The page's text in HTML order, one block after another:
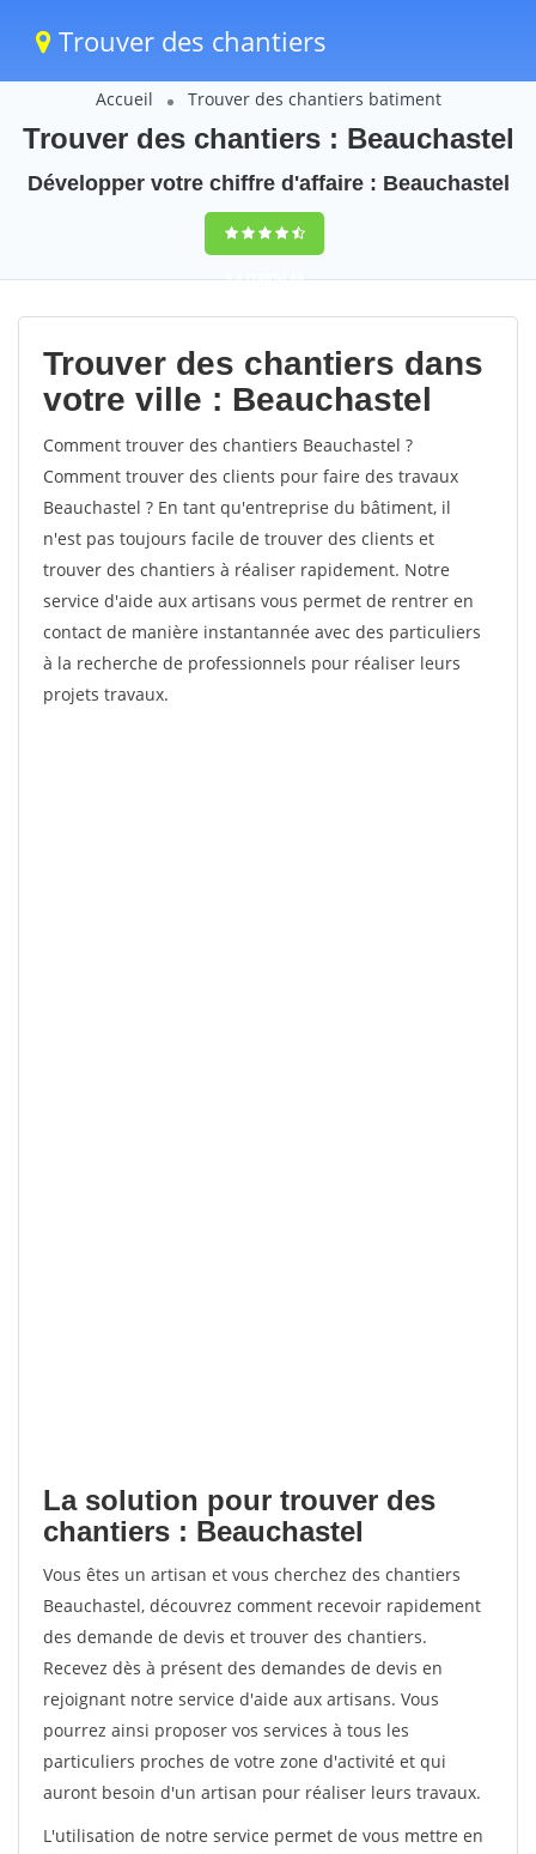
Trouver des chantiers
Accueil Trouver des chantiers batiment
Trouver des chantiers : Beauchastel
Développer votre chiffre d'affaire : Beauchastel
9,5(100%)44
votes
Trouver des chantiers dans
votre ville : Beauchastel
Comment trouver des chantiers Beauchastel ?
Comment trouver des clients pour faire des travaux
Beauchastel ? En tant qu'entreprise du bâtiment, il
n'est pas toujours facile de trouver des clients et
trouver des chantiers à réaliser rapidement. Notre
service d'aide aux artisans vous permet de rentrer en
contact de manière instantannée avec des particuliers
à la recherche de professionnels pour réaliser leurs
projets travaux.
La solution pour trouver des
chantiers : Beauchastel
Vous êtes un artisan et vous cherchez des chantiers
Beauchastel, découvrez comment recevoir rapidement
des demande de devis et trouver des chantiers.
Recevez dès à présent des demandes de devis en
rejoignant notre service d'aide aux artisans. Vous
pourrez ainsi proposer vos services à tous les
particuliers proches de votre zone d'activité et qui
auront besoin d'un artisan pour réaliser leurs travaux.
L'utilisation de notre service permet de vous mettre en